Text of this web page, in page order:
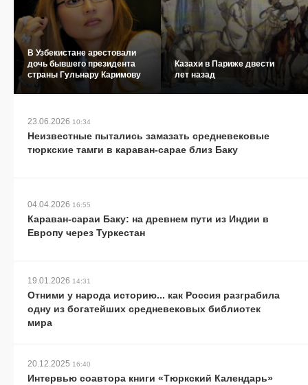
В Узбекистане арестовали
дочь бывшего президента
страны Гульнару Каримову
Казахи в Париже двести
лет назад
23.06.2026 10:34
Неизвестные пытались замазать средневековые
тюркские тамги в караван-сарае близ Баку
04.04.2026 16:55
Караван-сараи Баку: на древнем пути из Индии в
Европу через Туркестан
19.01.2026 14:31
Отними у народа историю... как Россия разграбила
одну из богатейших средневековых библиотек
мира
20.12.2025 16:40
Интервью соавтора книги «Тюркский Календарь»